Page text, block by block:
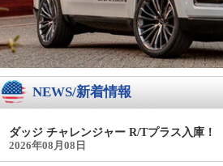
NEWS/新着情報
ダッジ チャレンジャー R/Tプラス入庫！
2026年08月08日